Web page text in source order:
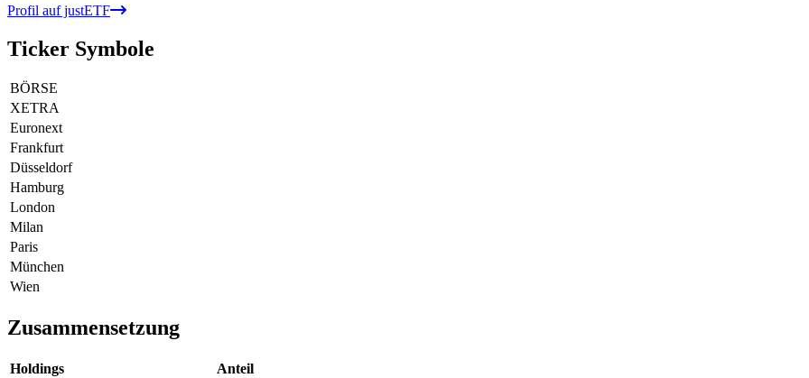
Profil auf justETF
Ticker Symbole
BÖRSE
XETRA
Euronext
Frankfurt
Düsseldorf
Hamburg
London
Milan
Paris
München
Wien
Zusammensetzung
Holdings Anteil